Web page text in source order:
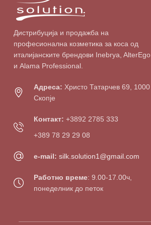
Дистрибуција и продажба на
професионална козметика за коса од
италијанските брендови Inebrya, AlterEgo
и Alama Professional.
Адреса: Христо Татарчев 69, 1000
Скопје
Контакт: +3892 2785 333
+389 78 29 29 08
e-mail: silk.solution1@gmail.com
Работно време: 9.00-17.00ч,
понеделник до петок